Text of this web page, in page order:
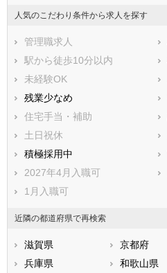
八尾市
河内長野市
大東市
箕面市
羽曳野市
摂津市
藤井寺市
泉南市
交野市
阪南市
豊能郡豊能町
人気のこだわり条件から求人を探す
管理職求人
駅から徒歩10分以内
未経験OK
残業少なめ
住宅手当・補助
土日祝休
積極採用中
2027年4月入職可
1月入職可
近隣の都道府県で再検索
滋賀県 京都府
兵庫県
和歌山県